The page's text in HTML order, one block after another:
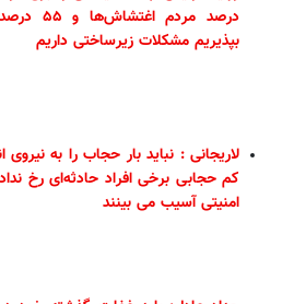
درصد
بپذیریم مشکلات زیرساختی داریم
لاریجانی : نباید بار حجاب را به
کم حجابی برخی افراد حادثه‌ای رخ
امنیتی آسیب می بینند